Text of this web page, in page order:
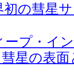
初の彗星
ープ・イ
星の表